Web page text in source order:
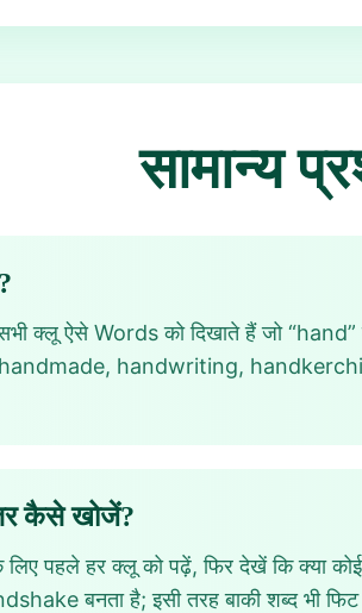
सामान्य
क्लू ऐसे Words को दिखाते हैं जो “hand”
handwriting,
कैसे खोजें?
पहले हर क्लू को पढ़ें, फिर देखें कि क्या
बनता है; इसी तरह बाकी शब्द भी फिट